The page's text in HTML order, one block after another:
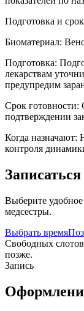
Подготовка и
Биоматериал:
Подготовка:
лекарствам
предупредим
Срок готовности:
подтверждении
Когда назначают:
контроля
Выберите
медсестры.
Выбрать время
Свободных
позже.
Запись